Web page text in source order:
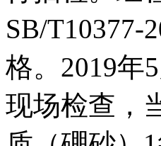
SB/T10377-
格。2019年
现场检查，